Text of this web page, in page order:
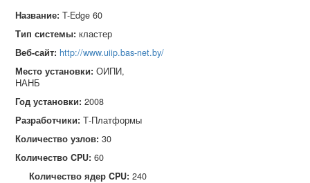
Название: T-Edge 60
Тип системы: кластер
Веб-сайт: http://www.uiip.bas-net.by/
Место установки: ОИПИ,
НАНБ
Год установки: 2008
Разработчики: Т‑Платформы
Количество узлов: 30
Количество CPU: 60
Количество ядер CPU: 240